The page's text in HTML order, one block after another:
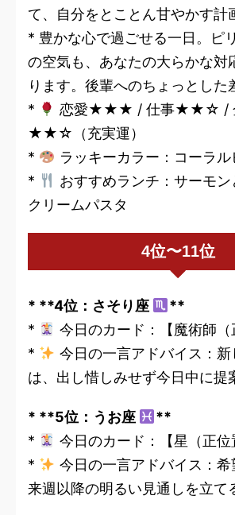
て、自分をとことん甘やかす計
* 豊かな心で過ごせる一日。ピ
の空気も、あなたの大らかな対
ります。後輩へのちょっとした
*
恋愛★★★ / 仕事★★☆ /
★★☆（充実運）
*
ラッキーカラー：コーラル
*
おすすめランチ：サーモ
クリームパスタ
4位〜11位
* **4位：さそり座
**
*
今日のカード：【魔術師（
*
今日の一言アドバイス：
は、出し惜しみせず今日中に提
* **5位：うお座
**
*
今日のカード：【星（正位
*
今日の一言アドバイス：希
来週以降の明るい見通しを立て